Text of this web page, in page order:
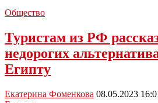
Общество
Туристам из РФ
недорогих
Египту
Екатерина Фоменкова 08.05.2023